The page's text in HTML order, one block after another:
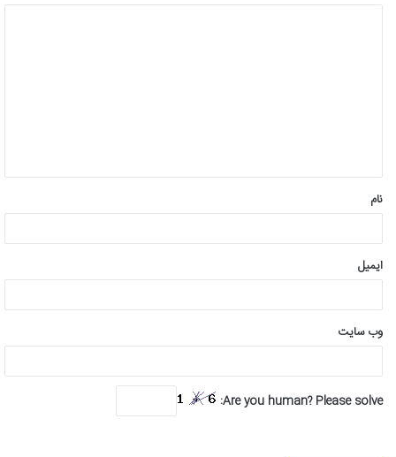
*
نام
ایمیل
وب‌ سایت
Are you human? Please solve: